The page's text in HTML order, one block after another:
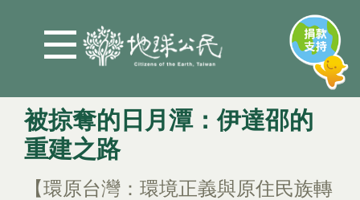
被掠奪的日月潭：伊達邵的
重建之路
【環原台灣：環境正義與原住民族轉